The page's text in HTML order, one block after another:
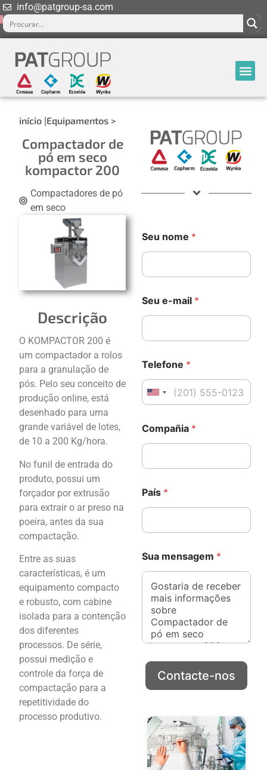
info@patgroup-sa.com
início |Equipamentos >
Compactador de
pó em seco
kompactor 200
Compactadores de pó
em seco
Descrição
O KOMPACTOR 200 é
um compactador a rolos
para a granulação de
pós. Pelo seu conceito de
produção online, está
desenhado para uma
grande variável de lotes,
de 10 a 200 Kg/hora.
No funil de entrada do
produto, possui um
forçador por extrusão
para extrair o ar preso na
poeira, antes da sua
compactação.
Entre as suas
características, é um
equipamento compacto
e robusto, com cabine
isolada para a contenção
dos diferentes
processos. De série,
possui medição e
controle da força de
compactação para a
repetitividade do
processo produtivo.
Seu nome *
m
e
s
g
e
m
C
o
p
ñ
i
Seu e-mail *
Telefone *
United States +1
Compañia *
País *
o
m
S
a
-
Sua mensagem *
Contacte-nos